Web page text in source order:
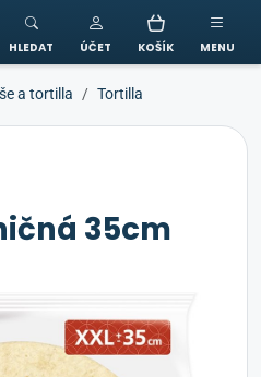
HLEDAT ÚČET KOŠÍK MENU
a tortilla Tortilla
35cm